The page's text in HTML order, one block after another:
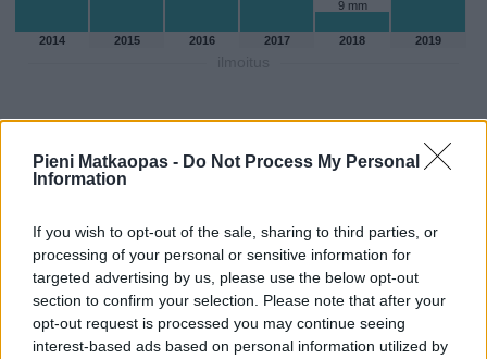
Pieni Matkaopas - Do Not Process My Personal
Information
If you wish to opt-out of the sale, sharing to third parties, or
processing of your personal or sensitive information for
targeted advertising by us, please use the below opt-out
section to confirm your selection. Please note that after your
opt-out request is processed you may continue seeing
interest-based ads based on personal information utilized by
9 mm
2014 2015 2016 2017 2018 2019